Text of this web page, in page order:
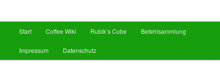
Zum
primären
Zum
sekundären
Start Coffee Wiki Rubik’s Cube Befehlsammlung
Impressum Datenschutz